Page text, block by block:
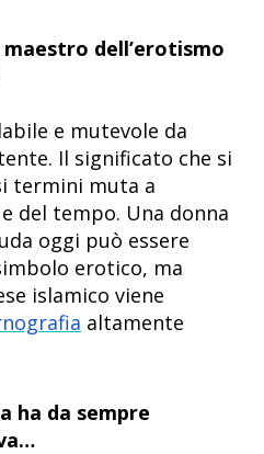
dell’erotismo
e mutevole da
Il significato che si
termini muta a
del tempo. Una donna
oggi può essere
erotico, ma
islamico viene
altamente
ha da sempre